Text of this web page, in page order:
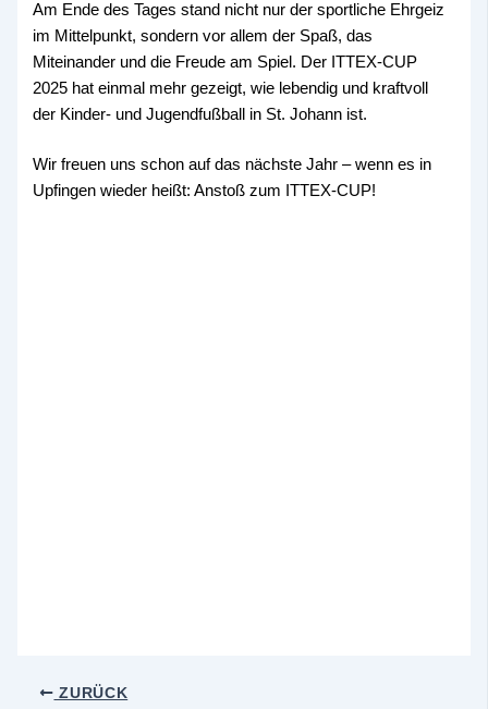
Am Ende des Tages stand nicht nur der sportliche Ehrgeiz
im Mittelpunkt, sondern vor allem der Spaß, das
Miteinander und die Freude am Spiel. Der ITTEX-CUP
2025 hat einmal mehr gezeigt, wie lebendig und kraftvoll
der Kinder- und Jugendfußball in St. Johann ist.
Wir freuen uns schon auf das nächste Jahr – wenn es in
Upfingen wieder heißt: Anstoß zum ITTEX-CUP!
ZURÜCK